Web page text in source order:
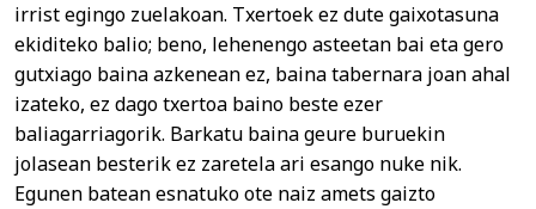
irrist egingo zuelakoan. Txertoek ez dute gaixotasuna
ekiditeko balio; beno, lehenengo asteetan bai eta gero
gutxiago baina azkenean ez, baina tabernara joan ahal
izateko, ez dago txertoa baino beste ezer
baliagarriagorik. Barkatu baina geure buruekin
jolasean besterik ez zaretela ari esango nuke nik.
Egunen batean esnatuko ote naiz amets gaizto